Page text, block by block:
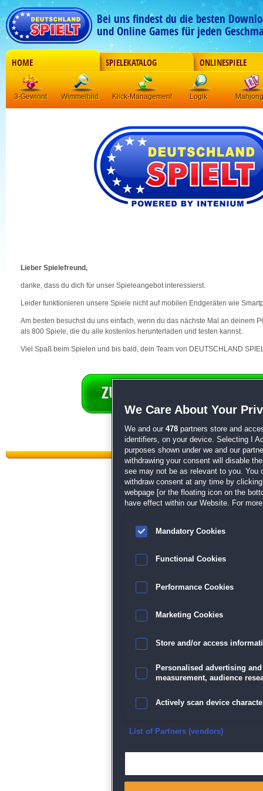
Bei uns findest du die besten
und Online Games für jeden
HOME SPIELEKATALOG ONLINESPIELE
3-Gewinnt Wimmelbild Klick-Management Logik Mahjong
Lieber Spielefreund,
danke, dass du dich für unser Spieleangebot interessierst.
Leider funktionieren unsere Spiele nicht auf mobilen Endgeräten wie
Am besten besuchst du uns einfach, wenn du das nächste Mal an deinem
als 800 Spiele, die du alle kostenlos herunterladen und testen kannst.
Viel Spaß beim Spielen und bis bald, dein Team von DEUTSCHLAND
Datenschutz| AGB|Impressum
We Care About Your
We and our 478 partners store and
identifiers, on your device. Selecting I
purposes shown under we and our
withdrawing your consent will disable
see may not be as relevant to you. You
withdraw consent at any time by
webpage [or the floating icon on the
have effect within our Website. For
Mandatory Cookies
Functional Cookies
Performance Cookies
Marketing Cookies
Store and/or access
Personalised advertising
measurement, audience
Actively scan device
Ensure security, prevent
List of Partners (vendors)